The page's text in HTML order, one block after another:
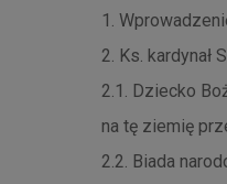
1.
2. Ks. kardynał
2.1. Dziecko
na tę ziemię
2.2. Biada